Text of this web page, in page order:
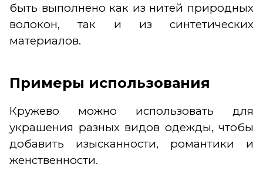
быть выполнено как из нитей природных
волокон, так и из синтетических
материалов.
Примеры использования
Кружево можно использовать для
украшения разных видов одежды, чтобы
добавить изысканности, романтики и
женственности.